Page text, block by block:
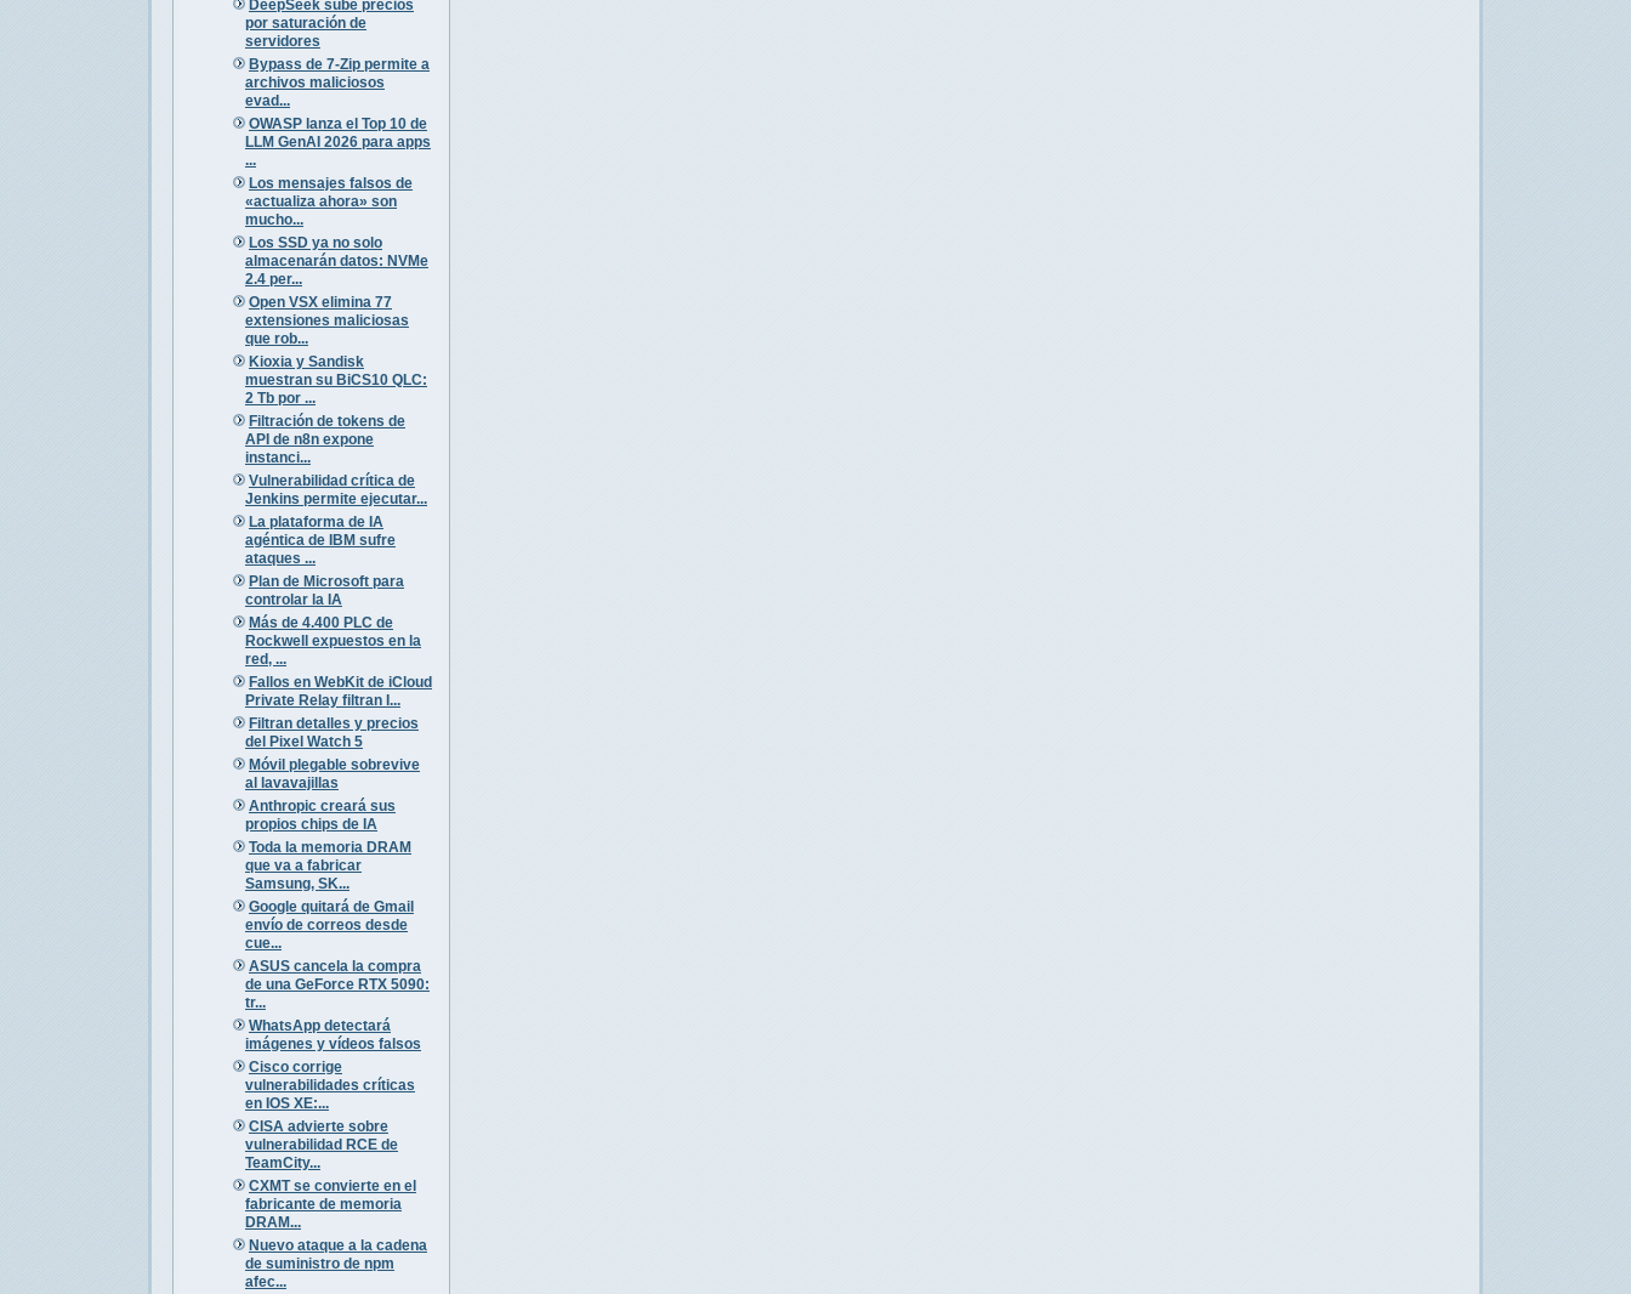
DeepSeek sube precios
por saturación de
servidores
Bypass de 7-Zip permite a
archivos maliciosos
evad...
OWASP lanza el Top 10 de
LLM GenAI 2026 para apps
...
Los mensajes falsos de
«actualiza ahora» son
mucho...
Los SSD ya no solo
almacenarán datos: NVMe
2.4 per...
Open VSX elimina 77
extensiones maliciosas
que rob...
Kioxia y Sandisk
muestran su BiCS10 QLC:
2 Tb por ...
Filtración de tokens de
API de n8n expone
instanci...
Vulnerabilidad crítica de
Jenkins permite ejecutar...
La plataforma de IA
agéntica de IBM sufre
ataques ...
Plan de Microsoft para
controlar la IA
Más de 4.400 PLC de
Rockwell expuestos en la
red, ...
Fallos en WebKit de iCloud
Private Relay filtran I...
Filtran detalles y precios
del Pixel Watch 5
Móvil plegable sobrevive
al lavavajillas
Anthropic creará sus
propios chips de IA
Toda la memoria DRAM
que va a fabricar
Samsung, SK...
Google quitará de Gmail
envío de correos desde
cue...
ASUS cancela la compra
de una GeForce RTX 5090:
tr...
WhatsApp detectará
imágenes y vídeos falsos
Cisco corrige
vulnerabilidades críticas
en IOS XE:...
CISA advierte sobre
vulnerabilidad RCE de
TeamCity...
CXMT se convierte en el
fabricante de memoria
DRAM...
Nuevo ataque a la cadena
de suministro de npm
afec...